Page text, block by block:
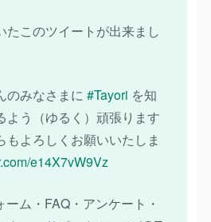
たこのツイートが出来まし
のみなさまに #Tayori を知
よう（ゆるく）頑張ります
もよろしくお願いいたしま
e14X7vW9Vz
ム・FAQ・アンケート・